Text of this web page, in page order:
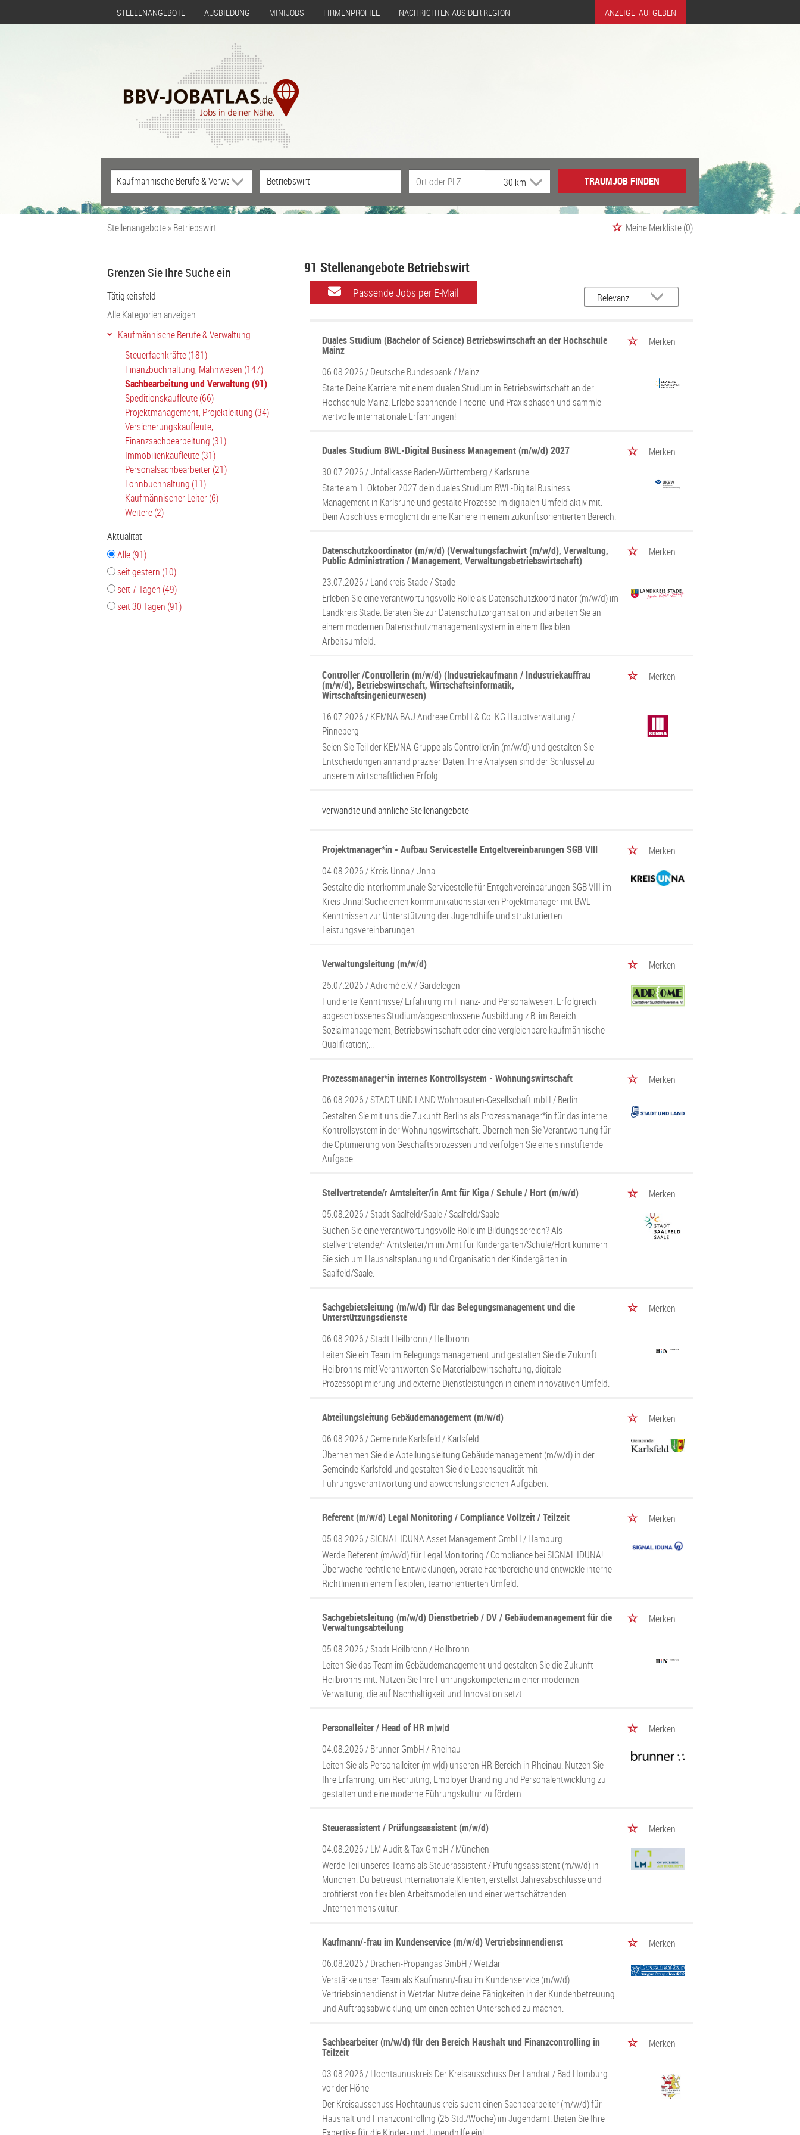
STELLENANGEBOTE AUSBILDUNG MINIJOBS FIRMENPROFILE NACHRICHTEN AUS DER REGION ANZEIGE AUFGEBEN
TRAUMJOB FINDEN
Stellenangebote Betriebswirt Meine Merkliste(0)
Grenzen Sie Ihre Suche ein
Tätigkeitsfeld
Alle Kategorien anzeigen
Kaufmännische Berufe & Verwaltung
Steuerfachkräfte (181)
Finanzbuchhaltung, Mahnwesen (147)
Sachbearbeitung und Verwaltung (91)
Speditionskaufleute (66)
Projektmanagement, Projektleitung (34)
Versicherungskaufleute,
Finanzsachbearbeitung (31)
Immobilienkaufleute (31)
Personalsachbearbeiter (21)
Lohnbuchhaltung (11)
Kaufmännischer Leiter (6)
Weitere (2)
Aktualität
Alle (91)
seit gestern (10)
seit 7 Tagen (49)
seit 30 Tagen (91)
91 Stellenangebote Betriebswirt
Passende Jobs per E-Mail
Duales Studium (Bachelor of Science) Betriebswirtschaft an der Hochschule
Mainz
Merken
06.08.2026 /Deutsche Bundesbank/ Mainz
Starte Deine Karriere mit einem dualen Studium in Betriebswirtschaft an der
Hochschule Mainz. Erlebe spannende Theorie- und Praxisphasen und sammle
wertvolle internationale Erfahrungen!
Duales Studium BWL-Digital Business Management (m/w/d) 2027
Merken
30.07.2026 /Unfallkasse Baden-Württemberg/ Karlsruhe
Starte am 1. Oktober 2027 dein duales Studium BWL-Digital Business
Management in Karlsruhe und gestalte Prozesse im digitalen Umfeld aktiv mit.
Dein Abschluss ermöglicht dir eine Karriere in einem zukunftsorientierten Bereich.
Datenschutzkoordinator (m/w/d) (Verwaltungsfachwirt (m/w/d), Verwaltung,
Public Administration / Management, Verwaltungsbetriebswirtschaft)
Merken
23.07.2026 /Landkreis Stade/ Stade
Erleben Sie eine verantwortungsvolle Rolle als Datenschutzkoordinator (m/w/d) im
Landkreis Stade. Beraten Sie zur Datenschutzorganisation und arbeiten Sie an
einem modernen Datenschutzmanagementsystem in einem flexiblen
Arbeitsumfeld.
Controller /Controllerin (m/w/d) (Industriekaufmann / Industriekauffrau
(m/w/d), Betriebswirtschaft, Wirtschaftsinformatik,
Wirtschaftsingenieurwesen)
Merken
16.07.2026 /KEMNA BAU Andreae GmbH & Co. KG Hauptverwaltung/
Pinneberg
Seien Sie Teil der KEMNA-Gruppe als Controller/in (m/w/d) und gestalten Sie
Entscheidungen anhand präziser Daten. Ihre Analysen sind der Schlüssel zu
unserem wirtschaftlichen Erfolg.
verwandte und ähnliche Stellenangebote
Projektmanager*in - Aufbau Servicestelle Entgeltvereinbarungen SGB VIII
Merken
04.08.2026 /Kreis Unna/ Unna
Gestalte die interkommunale Servicestelle für Entgeltvereinbarungen SGB VIII im
Kreis Unna! Suche einen kommunikationsstarken Projektmanager mit BWL-
Kenntnissen zur Unterstützung der Jugendhilfe und strukturierten
Leistungsvereinbarungen.
Verwaltungsleitung (m/w/d)
Merken
25.07.2026 /Adromé e.V./ Gardelegen
Fundierte Kenntnisse/ Erfahrung im Finanz- und Personalwesen; Erfolgreich
abgeschlossenes Studium/abgeschlossene Ausbildung z.B. im Bereich
Sozialmanagement, Betriebswirtschaft oder eine vergleichbare kaufmännische
Qualifikation;...
Prozessmanager*in internes Kontrollsystem - Wohnungswirtschaft
Merken
06.08.2026 /STADT UND LAND Wohnbauten-Gesellschaft mbH/ Berlin
Gestalten Sie mit uns die Zukunft Berlins als Prozessmanager*in für das interne
Kontrollsystem in der Wohnungswirtschaft. Übernehmen Sie Verantwortung für
die Optimierung von Geschäftsprozessen und verfolgen Sie eine sinnstiftende
Aufgabe.
Stellvertretende/r Amtsleiter/in Amt für Kiga / Schule / Hort (m/w/d)
Merken
05.08.2026 /Stadt Saalfeld/Saale/ Saalfeld/Saale
Suchen Sie eine verantwortungsvolle Rolle im Bildungsbereich? Als
stellvertretende/r Amtsleiter/in im Amt für Kindergarten/Schule/Hort kümmern
Sie sich um Haushaltsplanung und Organisation der Kindergärten in
Saalfeld/Saale.
Sachgebietsleitung (m/w/d) für das Belegungsmanagement und die
Unterstützungsdienste
Merken
06.08.2026 /Stadt Heilbronn/ Heilbronn
Leiten Sie ein Team im Belegungsmanagement und gestalten Sie die Zukunft
Heilbronns mit! Verantworten Sie Materialbewirtschaftung, digitale
Prozessoptimierung und externe Dienstleistungen in einem innovativen Umfeld.
Abteilungsleitung Gebäudemanagement (m/w/d)
Merken
06.08.2026 /Gemeinde Karlsfeld/ Karlsfeld
Übernehmen Sie die Abteilungsleitung Gebäudemanagement (m/w/d) in der
Gemeinde Karlsfeld und gestalten Sie die Lebensqualität mit
Führungsverantwortung und abwechslungsreichen Aufgaben.
Referent (m/w/d) Legal Monitoring / Compliance Vollzeit / Teilzeit
Merken
05.08.2026 /SIGNAL IDUNA Asset Management GmbH/ Hamburg
Werde Referent (m/w/d) für Legal Monitoring / Compliance bei SIGNAL IDUNA!
Überwache rechtliche Entwicklungen, berate Fachbereiche und entwickle interne
Richtlinien in einem flexiblen, teamorientierten Umfeld.
Sachgebietsleitung (m/w/d) Dienstbetrieb / DV / Gebäudemanagement für die
Verwaltungsabteilung
Merken
05.08.2026 /Stadt Heilbronn/ Heilbronn
Leiten Sie das Team im Gebäudemanagement und gestalten Sie die Zukunft
Heilbronns mit. Nutzen Sie Ihre Führungskompetenz in einer modernen
Verwaltung, die auf Nachhaltigkeit und Innovation setzt.
Personalleiter / Head of HR m|w|d
Merken
04.08.2026 /Brunner GmbH/ Rheinau
Leiten Sie als Personalleiter (m|w|d) unseren HR-Bereich in Rheinau. Nutzen Sie
Ihre Erfahrung, um Recruiting, Employer Branding und Personalentwicklung zu
gestalten und eine moderne Führungskultur zu fördern.
Steuerassistent / Prüfungsassistent (m/w/d)
Merken
04.08.2026 /LM Audit & Tax GmbH/ München
Werde Teil unseres Teams als Steuerassistent / Prüfungsassistent (m/w/d) in
München. Du betreust internationale Klienten, erstellst Jahresabschlüsse und
profitierst von flexiblen Arbeitsmodellen und einer wertschätzenden
Unternehmenskultur.
Kaufmann/-frau im Kundenservice (m/w/d) Vertriebsinnendienst
Merken
06.08.2026 /Drachen-Propangas GmbH/ Wetzlar
Verstärke unser Team als Kaufmann/-frau im Kundenservice (m/w/d)
Vertriebsinnendienst in Wetzlar. Nutze deine Fähigkeiten in der Kundenbetreuung
und Auftragsabwicklung, um einen echten Unterschied zu machen.
Sachbearbeiter (m/w/d) für den Bereich Haushalt und Finanzcontrolling in
Teilzeit
Merken
03.08.2026 /Hochtaunuskreis Der Kreisausschuss Der Landrat/ Bad Homburg
vor der Höhe
Der Kreisausschuss Hochtaunuskreis sucht einen Sachbearbeiter (m/w/d) für
Haushalt und Finanzcontrolling (25 Std./Woche) im Jugendamt. Bieten Sie Ihre